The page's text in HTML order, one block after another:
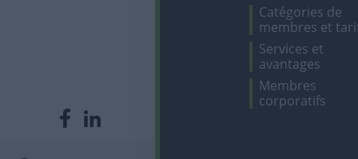
Catégories de
membres et
Services et
avantages
Membres
corporatifs